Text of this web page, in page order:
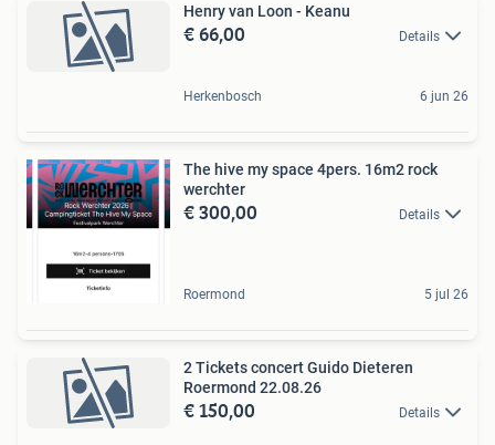
Henry van Loon - Keanu
€ 66,00 Details
Herkenbosch 6 jun 26
The hive my space 4pers. 16m2 rock
werchter
€ 300,00 Details
Roermond 5 jul 26
2 Tickets concert Guido Dieteren
Roermond 22.08.26
€ 150,00 Details